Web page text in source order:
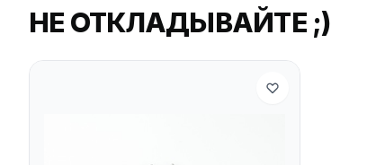
НЕ ОТКЛАДЫВАЙТЕ ;)